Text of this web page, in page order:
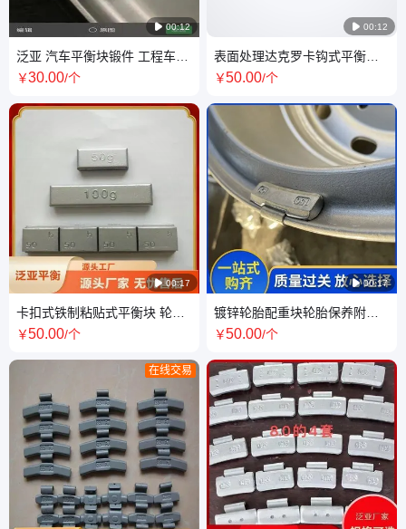
 00:12
泛亚 汽车平衡块锻件 工程车用
自由锻件 精锻件 可按需定制
￥30.00/个
 00:17
卡扣式铁制粘贴式平衡块 轮毂
钢制配重块 规格多样
￥50.00/个
在线交易
 00:12
表面处理达克罗卡钩式平衡块
铁质卡勾式平衡 块
￥50.00/个
 00:17
镀锌轮胎配重块轮胎保养附件
配重块 高粘度动平衡铅块
￥50.00/个